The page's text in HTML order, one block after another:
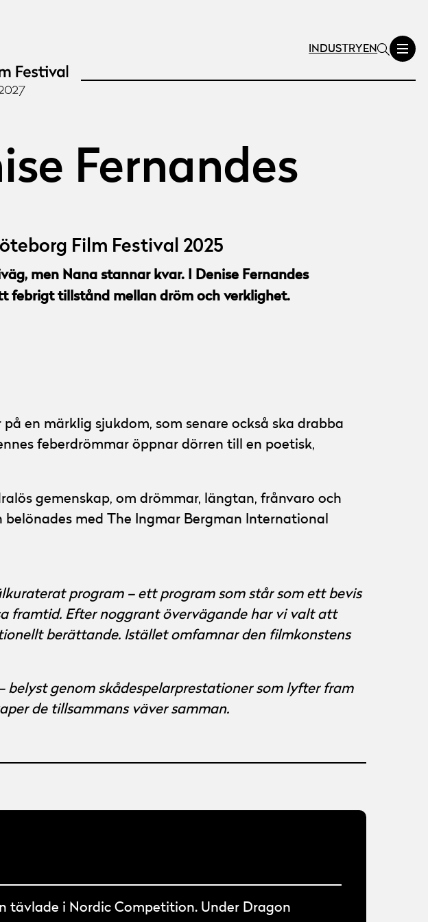
INDUSTRY EN
Fernandes
Film Festival 2025
men Nana stannar kvar. I Denise Fernandes
febrigt tillstånd mellan dröm och verklighet.
en märklig sjukdom, som senare också ska drabba
feberdrömmar öppnar dörren till en poetisk,
gemenskap, om drömmar, längtan, frånvaro och
med The Ingmar Bergman International
program – ett program som står som ett bevis
framtid. Efter noggrant övervägande har vi valt att
berättande. Istället omfamnar den filmkonstens
genom skådespelarprestationer som lyfter fram
de tillsammans väver samman.
tävlade i Nordic Competition. Under Dragon